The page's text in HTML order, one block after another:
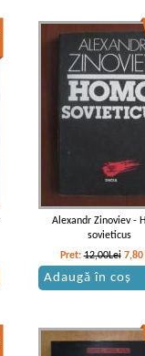
Alexandr Zinoviev -
sovieticus
Pret:12,00Lei 7,80
Adaugă în coș